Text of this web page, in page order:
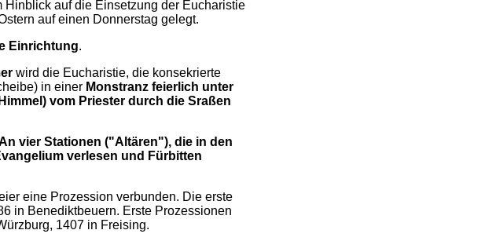
Hinblick auf die Einsetzung der Eucharistie
auf einen Donnerstag gelegt.
Einrichtung.
wird die Eucharistie, die konsekrierte
in einer Monstranz feierlich unter
vom Priester durch die Sraßen
vier Stationen ("Altären"), die in den
verlesen und Fürbitten
eine Prozession verbunden. Die erste
in Benediktbeuern. Erste Prozessionen
1407 in Freising.